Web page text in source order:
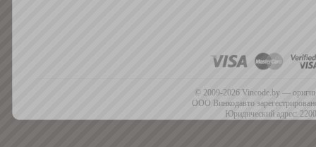
© 2009-2026 Vincode.by —
ООО Винкодавто
Юридический адрес: